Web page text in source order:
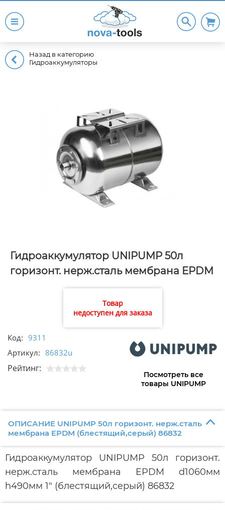
Назад в категорию
Гидроаккумуляторы
Гидроаккумулятор UNIPUMP 50л
горизонт. нерж.сталь мембрана EPDM
(блестящий,серый) 86832
Товар
недоступен для заказа
Код: 9311
Артикул: 86832u
Рейтинг:
Посмотреть все
товары UNIPUMP
ОПИСАНИЕ UNIPUMP 50л горизонт. нерж.сталь
мембрана EPDM (блестящий,серый) 86832
Гидроаккумулятор UNIPUMP 50л горизонт.
нерж.сталь мембрана EPDM d1060мм
h490мм 1" (блестящий,серый) 86832